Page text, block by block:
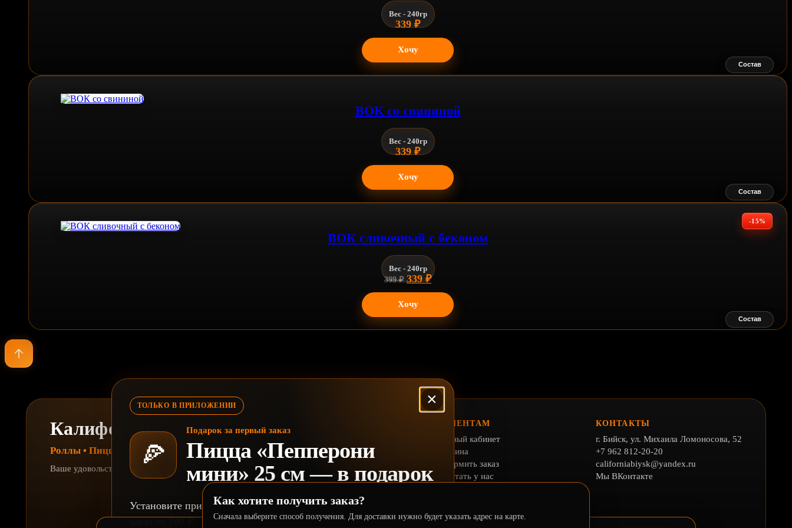
Состав
Вес - 240гр
339 ₽
Хочу
Состав
ВОК со свининой
Вес - 240гр
339 ₽
Хочу
-15%
Состав
ВОК сливочный с беконом
Вес - 240гр
399₽ Первоначальная цена составляла 399 ₽.
339₽Текущая цена: 339 ₽.
Хочу
×
ТОЛЬКО В ПРИЛОЖЕНИИ
🍕
Подарок за первый заказ
Пицца «Пепперони
мини» 25 см — в подарок
Установите приложение «Калифорния22» и оформите первый
заказ от700 ₽.
Калифорния
Роллы • Пицца • ВОК • Кофе
Ваше удовольствие — наша забота
Меню
Акции
Доставка
Реквизиты
КЛИЕНТАМ
Личный кабинет
Корзина
Оформить заказ
Работать у нас
Возврат и претензии
КОНТАКТЫ
г. Бийск, ул. Михаила Ломоносова, 52
+7 962 812-20-20
californiabiysk@yandex.ru
Мы ВКонтакте
Как хотите получить заказ?
Сначала выберите способ получения. Для доставки нужно будет указать адрес на карте.